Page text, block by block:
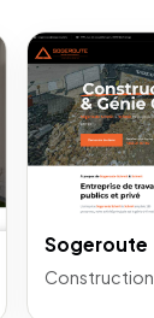
Sogeroute
Construction